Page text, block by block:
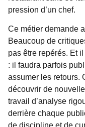
pression d’un chef.
Ce métier demande
Beaucoup de
pas être repérés. Et
: il faudra parfois
assumer les retours.
découvrir de
travail d’analyse
derrière chaque